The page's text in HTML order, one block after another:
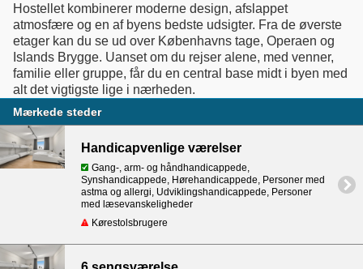
Hostellet kombinerer moderne design, afslappet
atmosfære og en af byens bedste udsigter. Fra de øverste
etager kan du se ud over Københavns tage, Operaen og
Islands Brygge. Uanset om du rejser alene, med venner,
familie eller gruppe, får du en central base midt i byen med
alt det vigtigste lige i nærheden.
Mærkede steder
Handicapvenlige værelser
Gang-, arm- og håndhandicappede,
Synshandicappede, Hørehandicappede, Personer med
astma og allergi, Udviklingshandicappede, Personer
med læsevanskeligheder
Kørestolsbrugere